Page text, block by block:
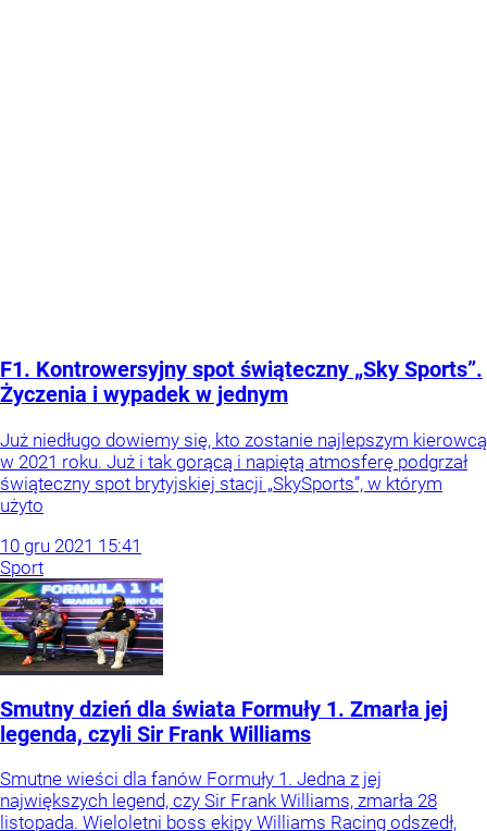
F1. Kontrowersyjny spot świąteczny „Sky Sports”.
Życzenia i wypadek w jednym
Już niedługo dowiemy się, kto zostanie najlepszym kierowcą
w 2021 roku. Już i tak gorącą i napiętą atmosferę podgrzał
świąteczny spot brytyjskiej stacji „SkySports”, w którym
użyto
10 gru 2021 15:41
Sport
Smutny dzień dla świata Formuły 1. Zmarła jej
legenda, czyli Sir Frank Williams
Smutne wieści dla fanów Formuły 1. Jedna z jej
największych legend, czy Sir Frank Williams, zmarła 28
listopada. Wieloletni boss ekipy Williams Racing odszedł,